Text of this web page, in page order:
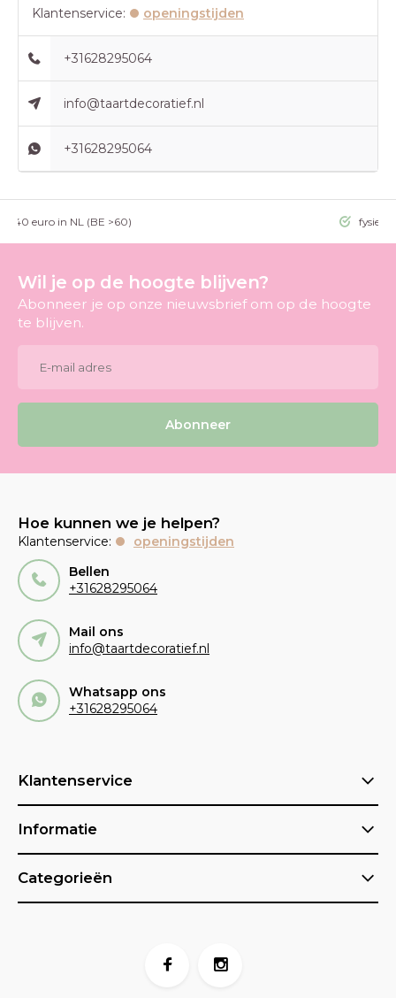
Klantenservice: openingstijden
+31628295064
info@taartdecoratief.nl
+31628295064
>40 euro in NL (BE >60) fysieke
Wil je op de hoogte blijven?
Abonneer je op onze nieuwsbrief om op de hoogte
te blijven.
Abonneer
Hoe kunnen we je helpen?
Klantenservice:
openingstijden
Bellen
+31628295064
Mail ons
info@taartdecoratief.nl
Whatsapp ons
+31628295064
Klantenservice
Informatie
Categorieën